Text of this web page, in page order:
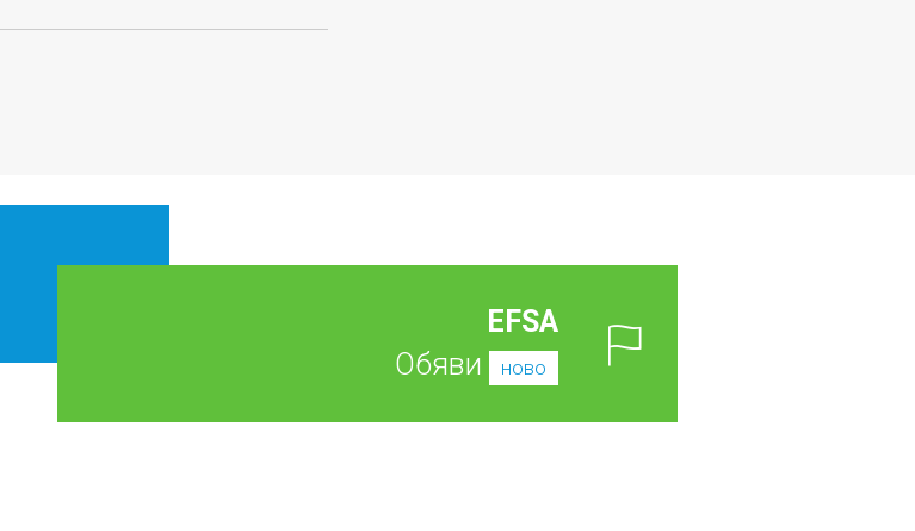
EFSA
Обяви
ново